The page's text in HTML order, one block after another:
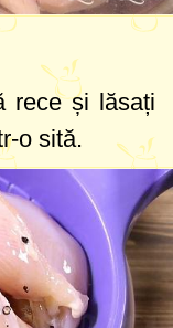
rece și lăsați
o sită.